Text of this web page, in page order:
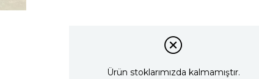
Ürün stoklarımızda kalmamıştır.